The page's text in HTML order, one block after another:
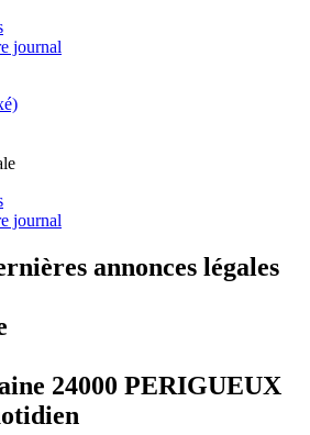
journal
journal
annonces légales
24000 PERIGUEUX